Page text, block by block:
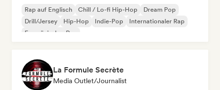
Rap auf Englisch Chill / Lo-fi Hip-Hop
Dream Pop
Drill/Jersey
Hip-Hop Indie-Pop
Internationaler Rap
Französischer Rap
La Formule Secrète
Media Outlet/Journalist